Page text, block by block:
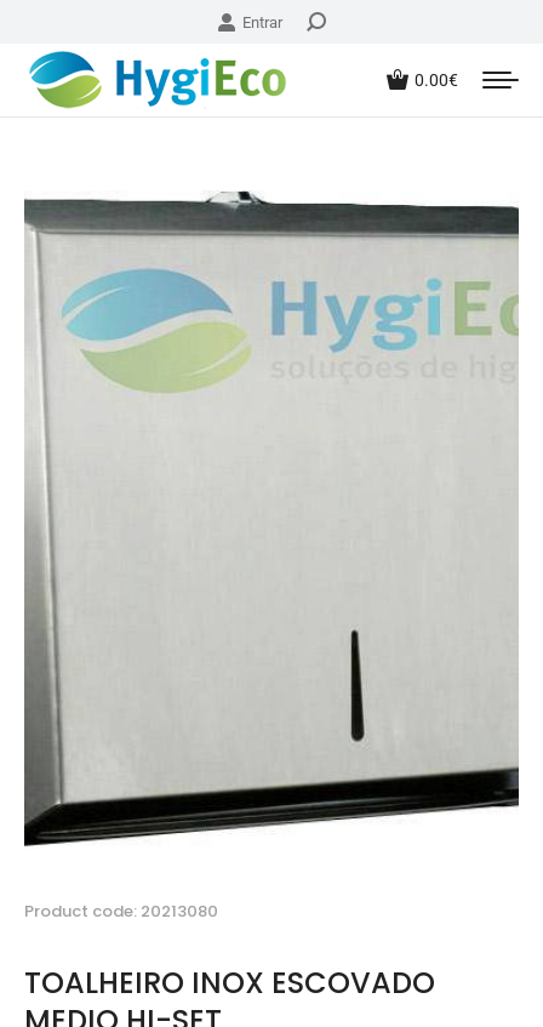
Entrar
0.00€
Product code: 20213080
TOALHEIRO INOX ESCOVADO